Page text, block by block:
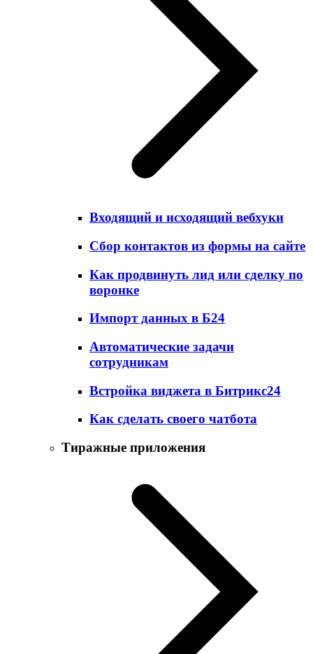
Входящий и исходящий вебхуки
Сбор контактов из формы на сайте
Как продвинуть лид или сделку по
воронке
Импорт данных в Б24
Автоматические задачи
сотрудникам
Встройка виджета в Битрикс24
Как сделать своего чатбота
Тиражные приложения